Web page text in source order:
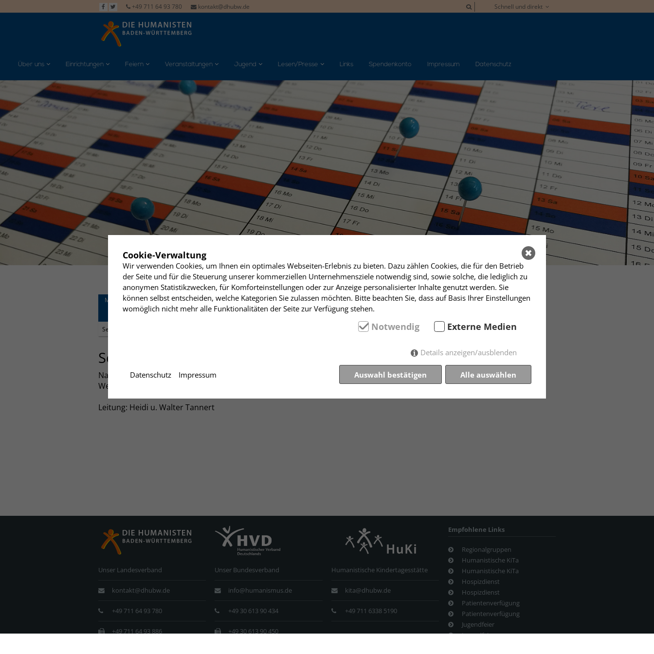
+49 711 64 93 780 kontakt@dhubw.de Schnell und direkt
Über uns Einrichtungen Feiern Veranstaltungen Jugend Lesen/Presse Links Spendenkonto Impressum Datenschutz
Mittwoch
September
15:00 Uhr
Senioren- und Freundeskreis
Senioren und Freundeskreis
Nach der traditionellen gemeinsamen Kaffee- und Kuchentafel zeigt Walter Tannert den Film "Deutschland nach dem 2.
Weltkrieg".
Leitung: Heidi u. Walter Tannert
Unser Landesverband
kontakt@dhubw.de
+49 711 64 93 780
+49 711 64 93 886
Unser Bundesverband
info@humanismus.de
+49 30 613 90 434
+49 30 613 90 450
Humanistische Kindertagesstätte
kita@dhubw.de
+49 711 6338 5190
Empfohlene Links
Regionalgruppen
Humanistische KiTa
Humanistische KiTa
Hospizdienst
Hospizdienst
Patientenverfügung
Patientenverfügung
Jugendfeier
Jugendfeier
Cookie-Verwaltung
Wir verwenden Cookies, um Ihnen ein optimales Webseiten-Erlebnis zu bieten. Dazu zählen Cookies, die für den Betrieb
der Seite und für die Steuerung unserer kommerziellen Unternehmensziele notwendig sind, sowie solche, die lediglich zu
anonymen Statistikzwecken, für Komforteinstellungen oder zur Anzeige personalisierter Inhalte genutzt werden. Sie
können selbst entscheiden, welche Kategorien Sie zulassen möchten. Bitte beachten Sie, dass auf Basis Ihrer Einstellungen
womöglich nicht mehr alle Funktionalitäten der Seite zur Verfügung stehen.
Notwendig Externe Medien
Details anzeigen/ausblenden
Auswahl bestätigen Alle auswählen
Datenschutz Impressum